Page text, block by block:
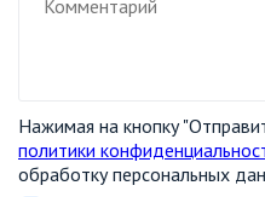
Нажимая на кнопку
политики
обработку персональных